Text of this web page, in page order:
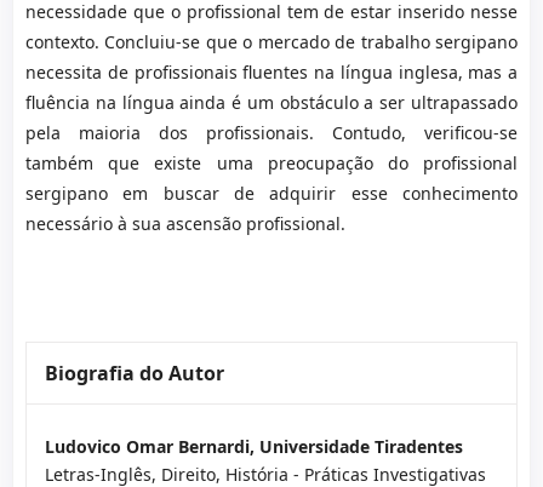
necessidade que o profissional tem de estar inserido nesse
contexto. Concluiu-se que o mercado de trabalho sergipano
necessita de profissionais fluentes na língua inglesa, mas a
fluência na língua ainda é um obstáculo a ser ultrapassado
pela maioria dos profissionais. Contudo, verificou-se
também que existe uma preocupação do profissional
sergipano em buscar de adquirir esse conhecimento
necessário à sua ascensão profissional.
Biografia do Autor
Ludovico Omar Bernardi, Universidade Tiradentes
Letras-Inglês, Direito, História - Práticas Investigativas